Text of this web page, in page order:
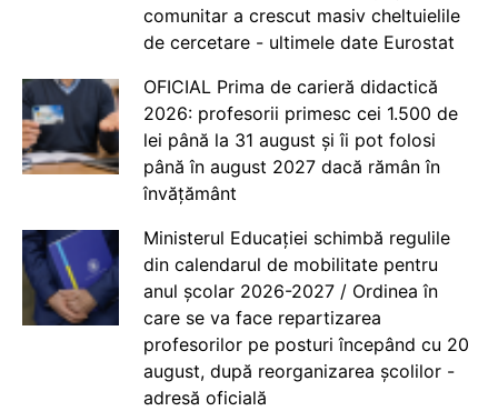
comunitar a crescut masiv cheltuielile
de cercetare - ultimele date Eurostat
OFICIAL Prima de carieră didactică
2026: profesorii primesc cei 1.500 de
lei până la 31 august și îi pot folosi
până în august 2027 dacă rămân în
învățământ
Ministerul Educației schimbă regulile
din calendarul de mobilitate pentru
anul școlar 2026-2027 / Ordinea în
care se va face repartizarea
profesorilor pe posturi începând cu 20
august, după reorganizarea școlilor -
adresă oficială